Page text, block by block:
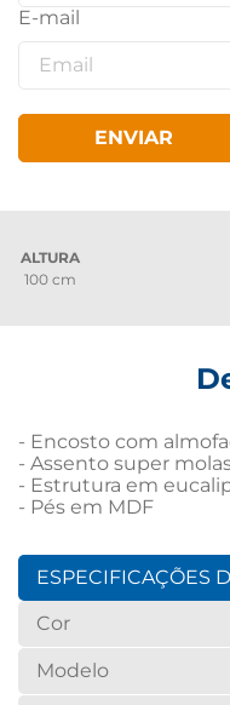
ENVIAR
ALTURA
100 cm
- Encosto com
- Assento super
- Estrutura em
- Pés em MDF
ESPECIFICAÇÕES
Cor
Modelo